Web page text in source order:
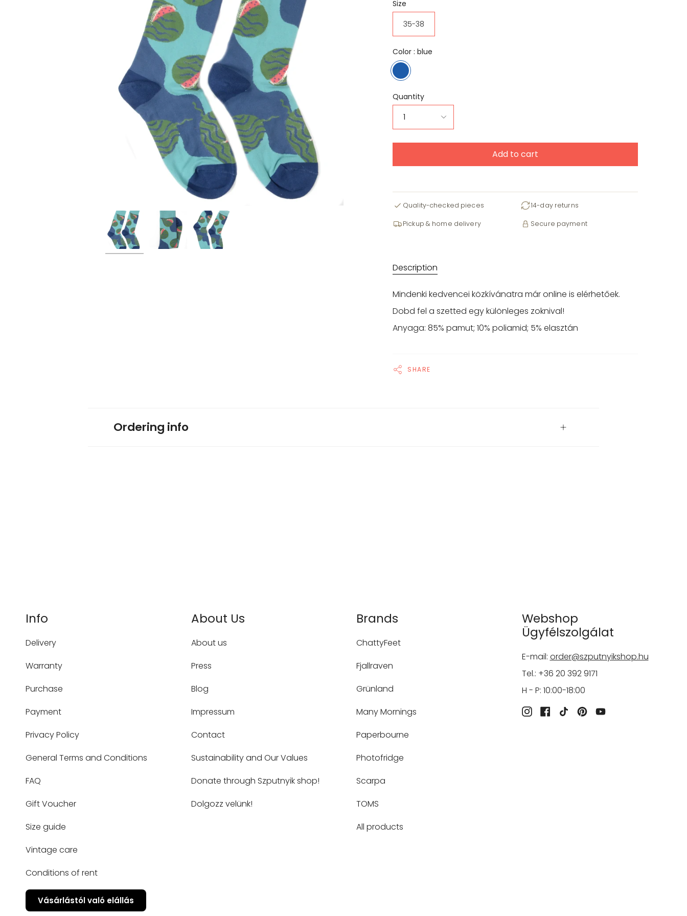
Size
35-38
Color : blue
blue
Quantity
1
Add to cart
Quality-checked pieces 14-day returns
Pickup & home delivery Secure payment
Description
Mindenki kedvencei közkívánatra már online is elérhetőek.
Dobd fel a szetted egy különleges zoknival!
Anyaga: 85% pamut; 10% poliamid; 5% elasztán
SHARE
Ordering info
Info
Delivery
Warranty
Purchase
Payment
Privacy Policy
General Terms and Conditions
FAQ
Gift Voucher
Size guide
Vintage care
Conditions of rent
Vásárlástól való elállás
About Us
About us
Press
Blog
Impressum
Contact
Sustainability and Our Values
Donate through Szputnyik shop!
Dolgozz velünk!
Brands
ChattyFeet
Fjallraven
Grünland
Many Mornings
Paperbourne
Photofridge
Scarpa
TOMS
All products
Webshop
Ügyfélszolgálat
E-mail: order@szputnyikshop.hu
Tel.: +36 20 392 9171
H - P: 10:00-18:00
InstagramFacebook
TikTokPinterestYouTube